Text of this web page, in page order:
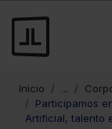
Inicio ...
Participamos
Artificial, talento